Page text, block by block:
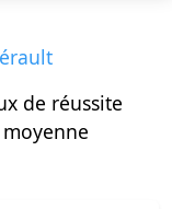
de réussite